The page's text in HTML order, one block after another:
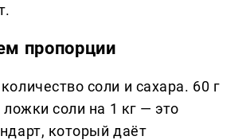
пропорции
соли и сахара. 60 г
ложки соли на 1 кг — это
который даёт